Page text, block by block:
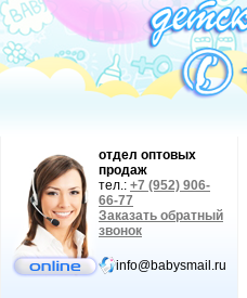
отдел оптовых
продаж
тел.: +7 (952) 906-
66-77
Заказать обратный
звонок
info@babysmail.ru